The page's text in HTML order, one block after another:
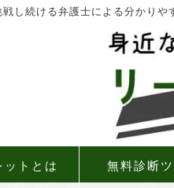
戦し続ける弁護士による分かりや
ットとは 無料診断